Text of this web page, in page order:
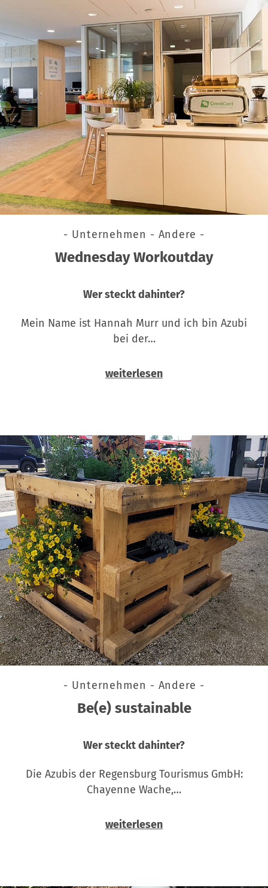
- Unternehmen - Andere -
Wednesday Workoutday
Wer steckt dahinter?
Mein Name ist Hannah Murr und ich bin Azubi
bei der…
weiterlesen
- Unternehmen - Andere -
Be(e) sustainable
Wer steckt dahinter?
Die Azubis der Regensburg Tourismus GmbH:
Chayenne Wache,…
weiterlesen